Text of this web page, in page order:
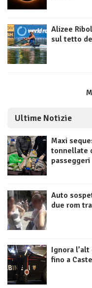
Alizee
sul tetto
Ultime Notizie
Maxi
tonnellate
passeggeri
Auto
due rom
Ignora
fino a